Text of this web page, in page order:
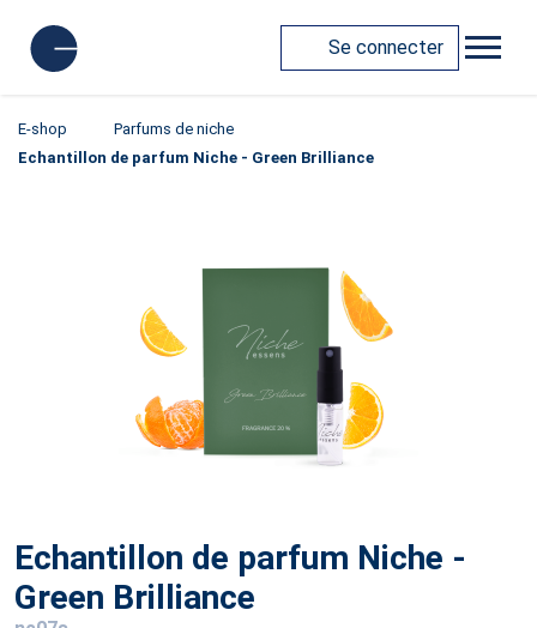
Se connecter
E-shop
Parfums de niche
Echantillon de parfum Niche - Green Brilliance
Echantillon de parfum Niche -
Green Brilliance